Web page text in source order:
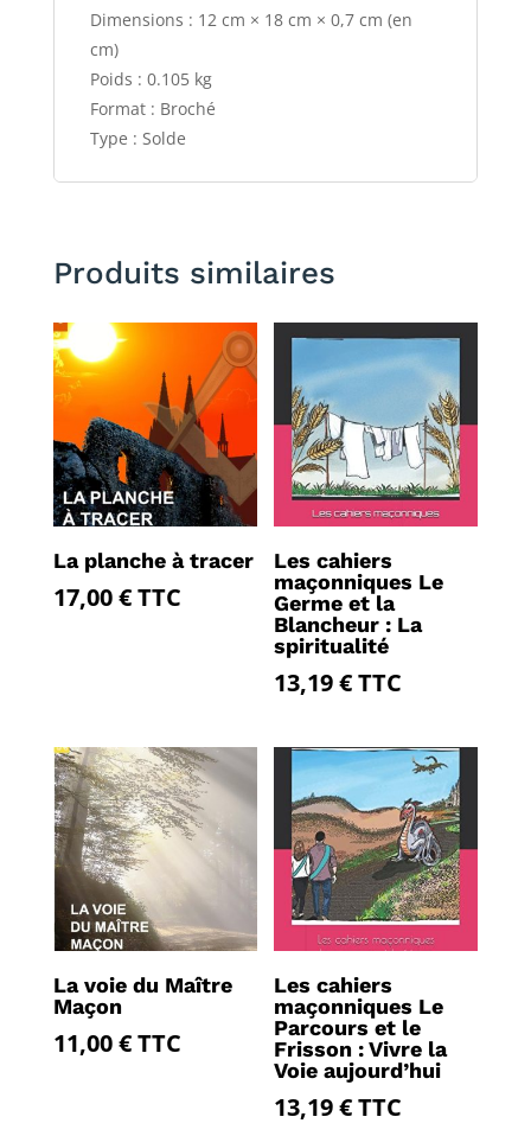
Dimensions : 12 cm × 18 cm × 0,7 cm (en
cm)
Poids : 0.105 kg
Format : Broché
Type : Solde
Produits similaires
La planche à tracer
17,00€TTC
Les cahiers
maçonniques Le
Germe et la
Blancheur : La
spiritualité
13,19€TTC
La voie du Maître
Maçon
11,00€TTC
Les cahiers
maçonniques Le
Parcours et le
Frisson : Vivre la
Voie aujourd’hui
13,19€TTC